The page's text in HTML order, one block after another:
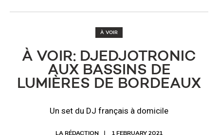
À VOIR
À VOIR: DJEDJOTRONIC
AUX BASSINS DE
LUMIÈRES DE BORDEAUX
Un set du DJ français à domicile
LA RÉDACTION 1 FEBRUARY 2021